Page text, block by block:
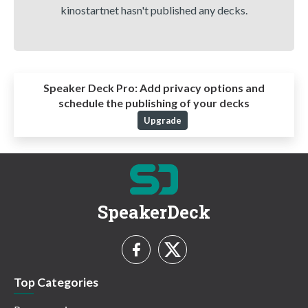
kinostartnet hasn't published any decks.
Speaker Deck Pro:Add privacy options and
schedule the publishing of your decks
Upgrade
SpeakerDeck
Top Categories